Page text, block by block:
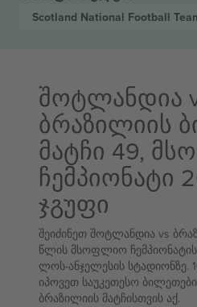
Scotland National Football
შოტლანდია
ბრაზილიის
მატჩი 49,
ჩემპიონატი
ჯგუფი
შეიძინეთ შოტლანდია vs
წლის მსოფლიო ჩემპიონატის
ლოს-ანჯელესის სტადიონზე.
იპოვეთ საუკეთესო
ბრაზილიის მატჩისთვის აქ.